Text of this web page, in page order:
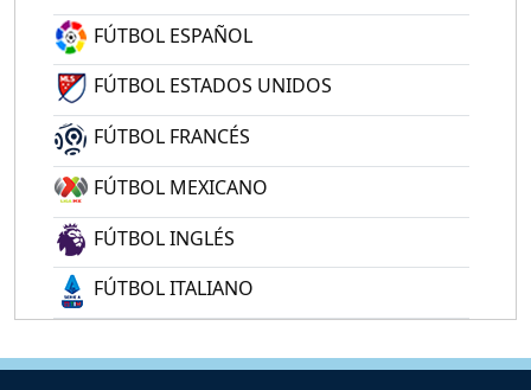
FÚTBOL ESPAÑOL
FÚTBOL ESTADOS UNIDOS
FÚTBOL FRANCÉS
FÚTBOL MEXICANO
FÚTBOL INGLÉS
FÚTBOL ITALIANO